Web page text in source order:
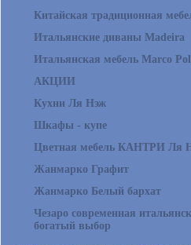
Китайская традиционная
Итальянские диваны Madeira
Итальянская мебель Marco
АКЦИИ
Кухни Ля Нэж
Шкафы - купе
Цветная мебель КАНТРИ Ля
Жанмарко Графит
Жанмарко Белый бархат
Чезаро современная
богатый выбор